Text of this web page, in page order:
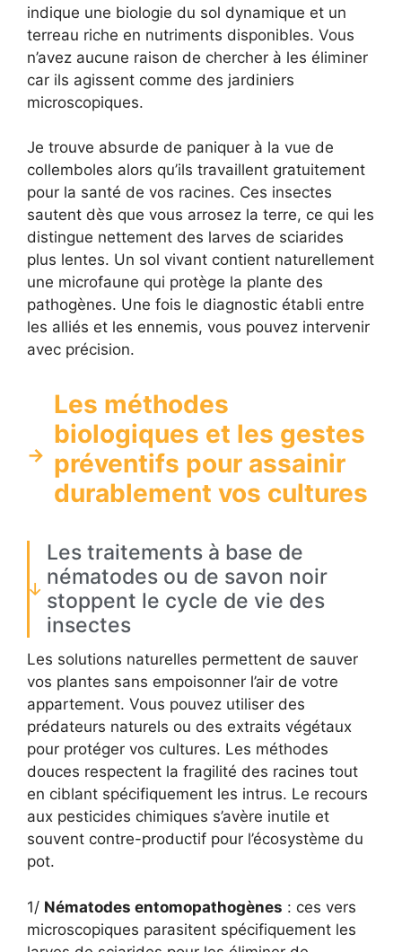
indique une biologie du sol dynamique et un
terreau riche en nutriments disponibles. Vous
n’avez aucune raison de chercher à les éliminer
car ils agissent comme des jardiniers
microscopiques.
Je trouve absurde de paniquer à la vue de
collemboles alors qu’ils travaillent gratuitement
pour la santé de vos racines. Ces insectes
sautent dès que vous arrosez la terre, ce qui les
distingue nettement des larves de sciarides
plus lentes. Un sol vivant contient naturellement
une microfaune qui protège la plante des
pathogènes. Une fois le diagnostic établi entre
les alliés et les ennemis, vous pouvez intervenir
avec précision.
Les méthodes
biologiques et les gestes
préventifs pour assainir
durablement vos cultures
Les traitements à base de
nématodes ou de savon noir
stoppent le cycle de vie des
insectes
Les solutions naturelles permettent de sauver
vos plantes sans empoisonner l’air de votre
appartement. Vous pouvez utiliser des
prédateurs naturels ou des extraits végétaux
pour protéger vos cultures. Les méthodes
douces respectent la fragilité des racines tout
en ciblant spécifiquement les intrus. Le recours
aux pesticides chimiques s’avère inutile et
souvent contre-productif pour l’écosystème du
pot.
1/ Nématodes entomopathogènes : ces vers
microscopiques parasitent spécifiquement les